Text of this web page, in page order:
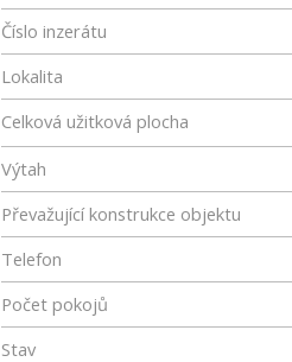
Číslo inzerátu
Lokalita
Celková užitková plocha
Výtah
Převažující konstrukce objektu
Telefon
Počet pokojů
Stav